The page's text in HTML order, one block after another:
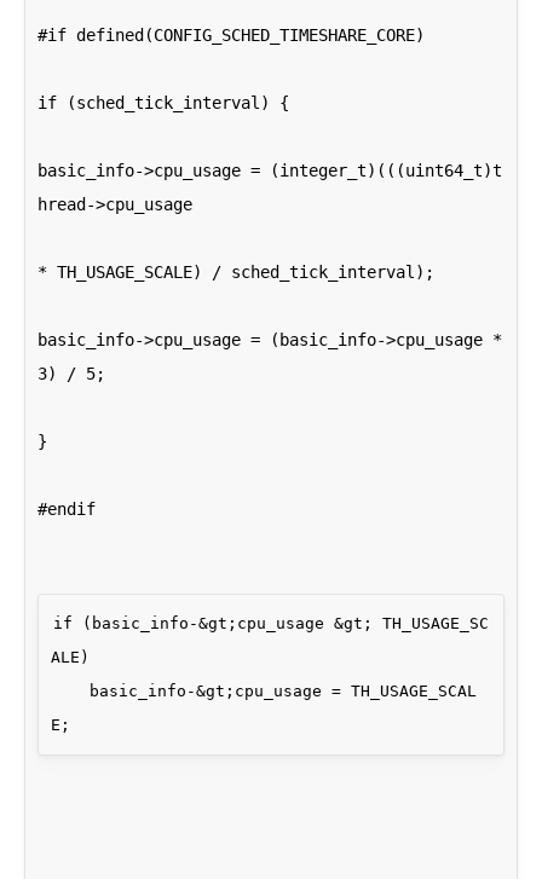
#if defined(CONFIG_SCHED_TIMESHARE_CORE)
if (sched_tick_interval) {
basic_info->cpu_usage = (integer_t)(((uint64_t)t
hread->cpu_usage
* TH_USAGE_SCALE) / sched_tick_interval);
basic_info->cpu_usage = (basic_info->cpu_usage *
3) / 5;
}
#endif
if (basic_info-&gt;cpu_usage &gt; TH_USAGE_SC
ALE)